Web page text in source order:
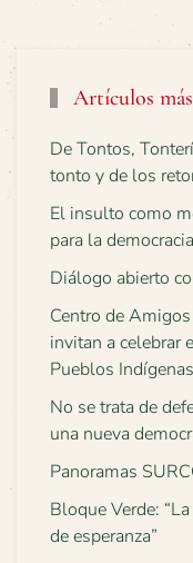
Artículos
De Tontos,
tonto y de los
El insulto como
para la democracia
Diálogo abierto
Centro de
invitan a celebrar
Pueblos
No se trata de
una nueva
Panoramas
Bloque Verde:
de esperanza”